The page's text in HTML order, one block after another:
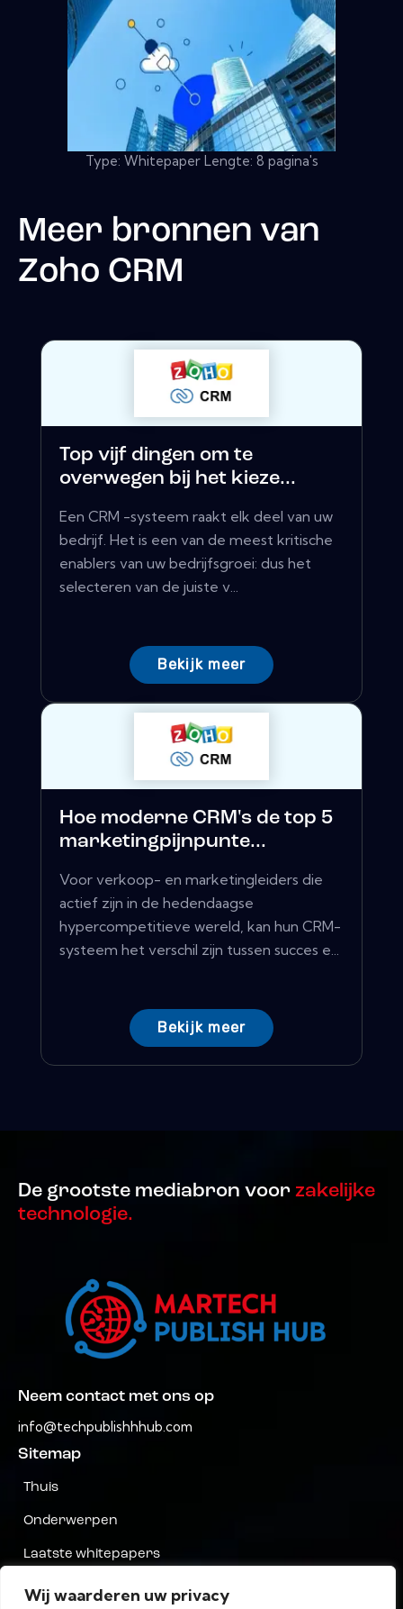
Wij waarderen uw privacy
Type: Whitepaper Lengte: 8 pagina's
Meer bronnen van
Zoho CRM
Top vijf dingen om te
overwegen bij het kieze...
Een CRM -systeem raakt elk deel van uw
bedrijf. Het is een van de meest kritische
enablers van uw bedrijfsgroei: dus het
selecteren van de juiste v...
Bekijk meer
Hoe moderne CRM's de top 5
marketingpijnpunte...
Voor verkoop- en marketingleiders die
actief zijn in de hedendaagse
hypercompetitieve wereld, kan hun CRM-
systeem het verschil zijn tussen succes e...
Bekijk meer
De grootste mediabron voor zakelijke
technologie.
Neem contact met ons op
info@techpublishhhub.com
Sitemap
Thuis
Onderwerpen
Laatste whitepapers
Bedrijven AZ